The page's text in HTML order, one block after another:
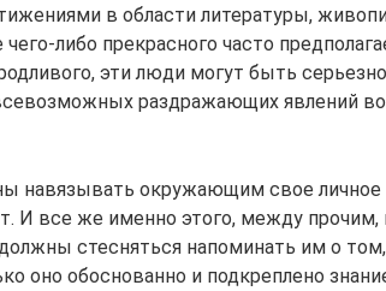
в области литературы,
либо прекрасного часто
эти люди могут быть серьезно
раздражающих явлений
навязывать окружающим свое личное
И все же именно этого, между прочим,
стесняться напоминать им о
оно обоснованно и подкреплено